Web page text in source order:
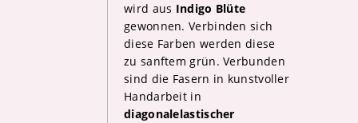
wird aus Indigo Blüte
gewonnen. Verbinden sich
diese Farben werden diese
zu sanftem grün. Verbunden
sind die Fasern in kunstvoller
Handarbeit in
diagonalelastischer